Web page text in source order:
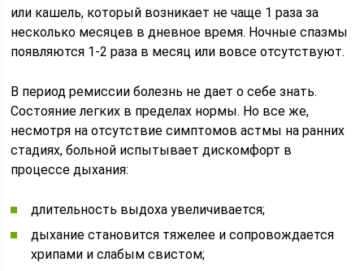
или кашель, который возникает не чаще 1 раза за
несколько месяцев в дневное время. Ночные спазмы
появляются 1-2 раза в месяц или вовсе отсутствуют.
В период ремиссии болезнь не дает о себе знать.
Состояние легких в пределах нормы. Но все же,
несмотря на отсутствие симптомов астмы на ранних
стадиях, больной испытывает дискомфорт в
процессе дыхания:
длительность выдоха увеличивается;
дыхание становится тяжелее и сопровождается
хрипами и слабым свистом;